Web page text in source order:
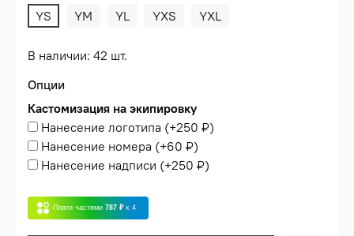
YS YM YL YXS YXL
В наличии: 42 шт.
Опции
Кастомизация на экипировку
Нанесение логотипа (+250 ₽)
Нанесение номера (+60 ₽)
Нанесение надписи (+250 ₽)
Плати частями 787 ₽ x 4